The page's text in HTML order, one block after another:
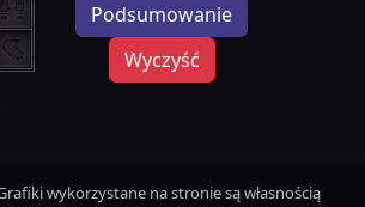
Podsumowanie
Wyczyść
wykorzystane na stronie są własnością